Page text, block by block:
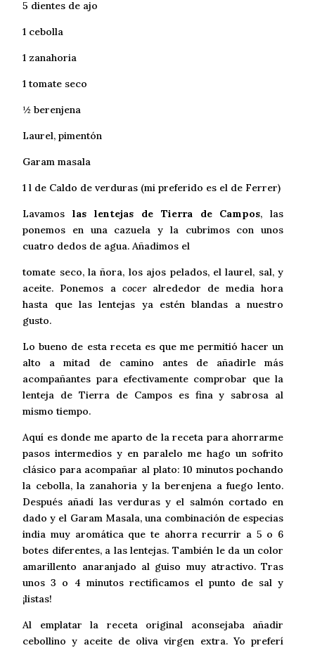
5 dientes de ajo
1 cebolla
1 zanahoria
1 tomate seco
½ berenjena
Laurel, pimentón
Garam masala
1 l de Caldo de verduras (mi preferido es el de Ferrer)
Lavamoslas lentejas de Tierra de Campos, las
ponemos en una cazuela y la cubrimos con unos
cuatro dedos de agua. Añadimos el
tomate seco, la ñora, los ajos pelados, el laurel, sal, y
aceite. Ponemos a cocer alrededor de media hora
hasta que las lentejas ya estén blandas a nuestro
gusto.
Lo bueno de esta receta es que me permitió hacer un
alto a mitad de camino antes de añadirle más
acompañantes para efectivamente comprobar que la
lenteja de Tierra de Campos es fina y sabrosa al
mismo tiempo.
Aquí es donde me aparto de la receta para ahorrarme
pasos intermedios y en paralelo me hago un sofrito
clásico para acompañar al plato: 10 minutos pochando
la cebolla, la zanahoria y la berenjena a fuego lento.
Después añadí las verduras y el salmón cortado en
dado y el Garam Masala, una combinación de especias
india muy aromática que te ahorra recurrir a 5 o 6
botes diferentes, a las lentejas. También le da un color
amarillento anaranjado al guiso muy atractivo. Tras
unos 3 o 4 minutos rectificamos el punto de sal y
¡listas!
Al emplatar la receta original aconsejaba añadir
cebollino y aceite de oliva virgen extra. Yo preferí